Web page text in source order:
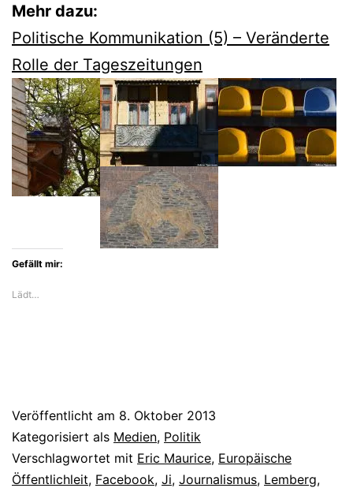
Mehr dazu:
Politische Kommunikation (5) – Veränderte
Rolle der Tageszeitungen
Gefällt mir:
Lädt…
Veröffentlicht am 8. Oktober 2013
Kategorisiert als Medien, Politik
Verschlagwortet mit Eric Maurice, Europäische
Öffentlichleit, Facebook, Ji, Journalismus, Lemberg,